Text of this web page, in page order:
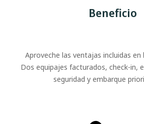
Beneficio
Aproveche las ventajas incluidas en
Dos equipajes facturados, check-in,
seguridad y embarque